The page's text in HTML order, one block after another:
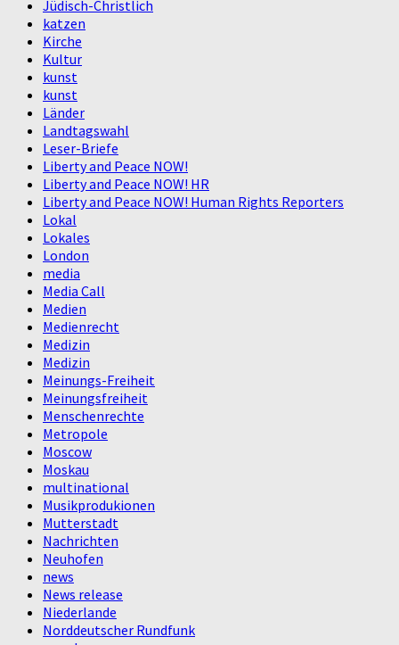
Jüdisch-Christlich
katzen
Kirche
Kultur
kunst
kunst
Länder
Landtagswahl
Leser-Briefe
Liberty and Peace NOW!
Liberty and Peace NOW! HR
Liberty and Peace NOW! Human Rights Reporters
Lokal
Lokales
London
media
Media Call
Medien
Medienrecht
Medizin
Medizin
Meinungs-Freiheit
Meinungsfreiheit
Menschenrechte
Metropole
Moscow
Moskau
multinational
Musikprodukionen
Mutterstadt
Nachrichten
Neuhofen
news
News release
Niederlande
Norddeutscher Rundfunk